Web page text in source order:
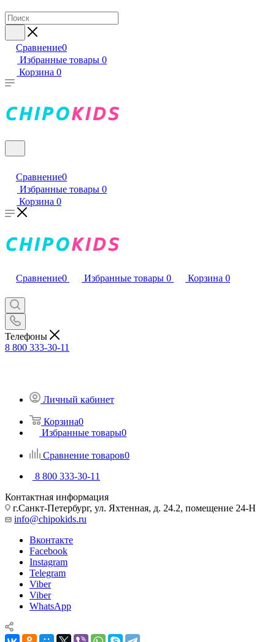
Сравнение0
Избранные товары 0
Корзина 0
Сравнение0
Избранные товары 0
Корзина 0
Сравнение0 Избранные товары 0 Корзина 0
Телефоны
8 800 333-30-11
Личный кабинет
Корзина0
Избранные товары0
Сравнение товаров0
8 800 333-30-11
Контактная информация
г.Санкт-Петербург, ул. Яхтенная, д. 24.2, помещение 24-Н
info@chipokids.ru
Вконтакте
Facebook
Instagram
Telegram
Viber
Viber
WhatsApp